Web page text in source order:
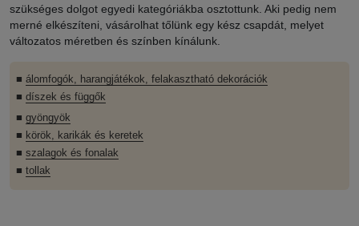
szükséges dolgot egyedi kategóriákba osztottunk. Aki pedig nem
merné elkészíteni, vásárolhat tőlünk egy kész csapdát, melyet
változatos méretben és színben kínálunk.
■ álomfogók, harangjátékok, felakasztható dekorációk
■ díszek és függők
■ gyöngyök
■ körök, karikák és keretek
■ szalagok és fonalak
■ tollak